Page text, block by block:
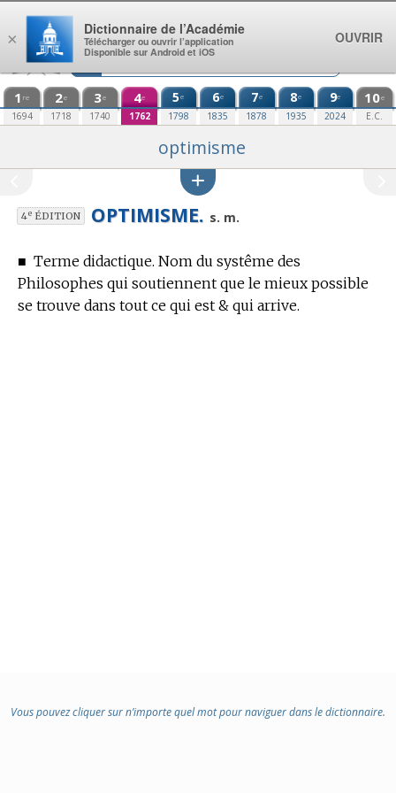
Aller au contenu
1 re
1694
2e
1718
3e
1740
4e
1762
5e
1798
6e
1835
7e
1878
8e
1935
9e
2024
10e
E.C.
optimisme
4eÉDITION OPTIMISME. s. m.
■ Terme didactique. Nom du systême des
Philosophes qui soutiennent que le mieux possible
se trouve dans tout ce qui est & qui arrive.
Vous pouvez cliquer sur n’importe quel mot pour naviguer dans le dictionnaire.
×
Dictionnaire de l’Académie
Télécharger ou ouvrir l’application
Disponible sur Android et iOS
OUVRIR